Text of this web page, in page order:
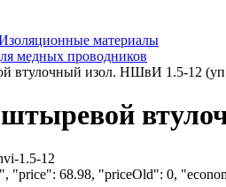
материалы
медных проводников
втулочный изол. НШвИ 1.5-12
1.5-12
"price": 68.98, "priceOld": 0,